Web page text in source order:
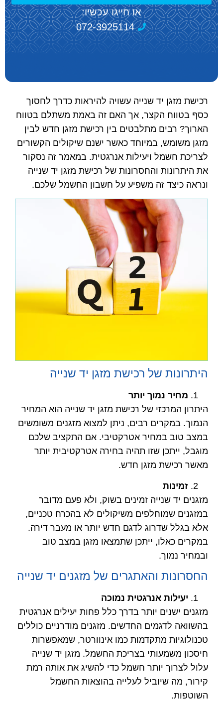
או חייגו עכשיו:
072-3925114
רכישת מזגן יד שנייה עשויה להיראות כדרך לחסוך
כסף בטווח הקצר, אך האם זה באמת משתלם בטווח
הארוך? רבים מתלבטים בין רכישת מזגן חדש לבין
מזגן משומש, במיוחד כאשר ישנם שיקולים הקשורים
לצריכת חשמל ויעילות אנרגטית. במאמר זה נסקור
את היתרונות והחסרונות של רכישת מזגן יד שנייה
ונראה כיצד זה משפיע על חשבון החשמל שלכם.
היתרונות של רכישת מזגן יד שנייה
מחיר נמוך יותר
היתרון המרכזי של רכישת מזגן יד שנייה הוא המחיר
הנמוך. במקרים רבים, ניתן למצוא מזגנים משומשים
במצב טוב במחיר אטרקטיבי. אם התקציב שלכם
מוגבל, ייתכן שזו תהיה בחירה אטרקטיבית יותר
מאשר רכישת מזגן חדש.
זמינות
מזגנים יד שנייה זמינים בשוק, ולא פעם מדובר
במזגנים שמוחלפים משיקולים לא בהכרח טכניים,
אלא בגלל שדרוג לדגם חדש יותר או מעבר דירה.
במקרים כאלו, ייתכן שתמצאו מזגן במצב טוב
ובמחיר נמוך.
החסרונות והאתגרים של מזגנים יד שנייה
יעילות אנרגטית נמוכה
מזגנים ישנים יותר בדרך כלל פחות יעילים אנרגטית
בהשוואה לדגמים החדשים. מזגנים מודרניים כוללים
טכנולוגיות מתקדמות כמו אינוורטר, שמאפשרות
חיסכון משמעותי בצריכת החשמל. מזגן יד שנייה
עלול לצרוך יותר חשמל כדי להשיג את אותה רמת
קירור, מה שיוביל לעלייה בהוצאות החשמל
השוטפות.